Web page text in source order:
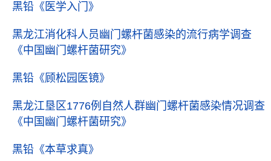
黑铅 《医学入门》
黑龙江消化科人员幽门螺杆菌感染的流行病学调查
《中国幽门螺杆菌研究》
黑铅 《顾松园医镜》
黑龙江垦区1776例自然人群幽门螺杆菌感染情况调查
《中国幽门螺杆菌研究》
黑铅 《本草求真》